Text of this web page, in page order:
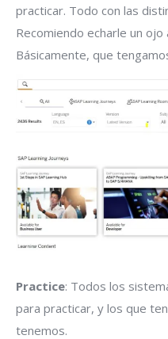
practicar. Todo con las
Recomiendo echarle un ojo
Básicamente, que
Practice: Todos los
para practicar, y los que
tenemos.